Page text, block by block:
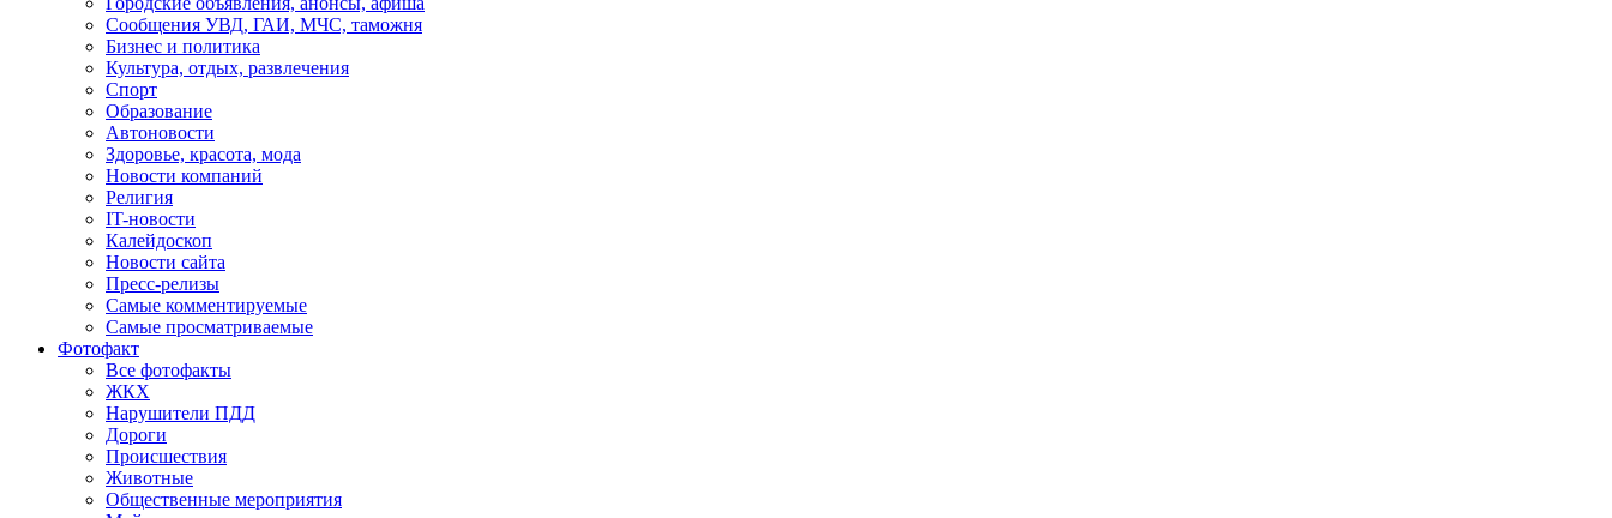
Сообщения УВД, ГАИ, МЧС, таможня
Бизнес и политика
Культура, отдых, развлечения
Спорт
Образование
Автоновости
Здоровье, красота, мода
Новости компаний
Религия
IT-новости
Калейдоскоп
Новости сайта
Пресс-релизы
Самые комментируемые
Самые просматриваемые
Фотофакт
Все фотофакты
ЖКХ
Нарушители ПДД
Дороги
Происшествия
Животные
Общественные мероприятия